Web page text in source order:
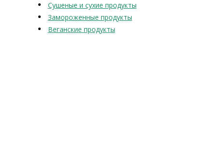
Сушеные и сухие продукты
Замороженные продукты
Веганские продукты